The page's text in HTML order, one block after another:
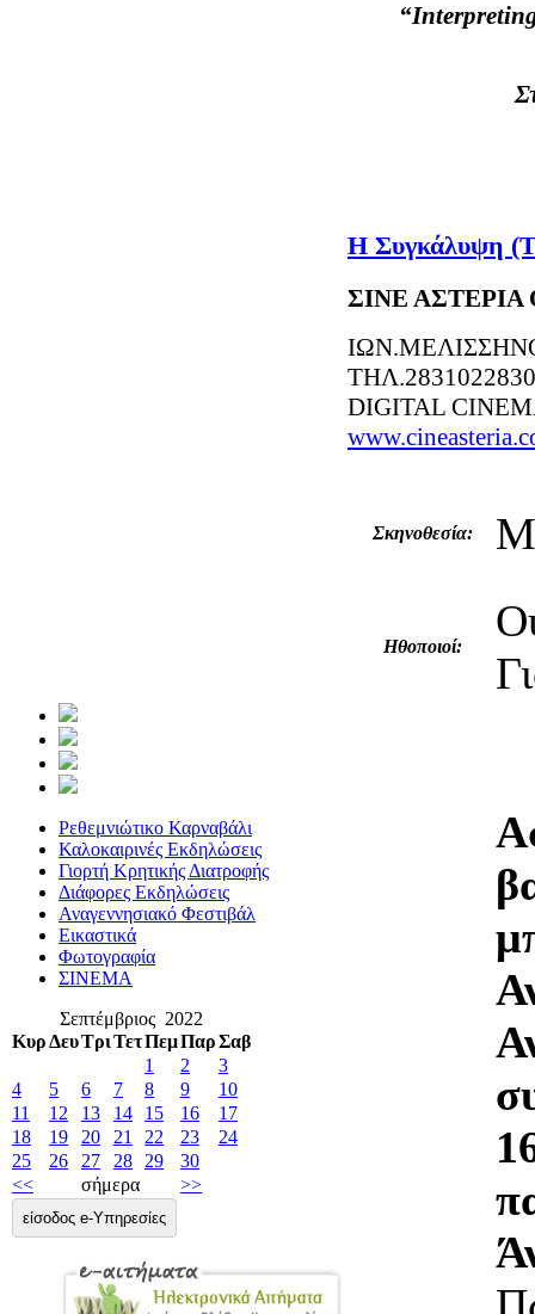
Ρεθεμνιώτικο Καρναβάλι
Καλοκαιρινές Εκδηλώσεις
Γιορτή Κρητικής Διατροφής
Διάφορες Εκδηλώσεις
Αναγεννησιακό Φεστιβάλ
Εικαστικά
Φωτογραφία
ΣΙΝΕΜΑ
Σεπτέμβριος 2022
ΚυρΔευΤριΤετΠεμΠαρΣαβ
1
2
3
4
5 6 7 8 9
10
11
12 13 14 15 16
17
18
19 20 21 22 23
24
25
26 27 28 29
30
<<
σήμερα >>
είσοδος e-Υπηρεσίες
Η Συγκάλυψη
ΣΙΝΕ ΑΣΤΕΡΙΑ
ΤΗΛ.2831022830
DIGITAL
Σκηνοθεσία:
Ηθοποιοί: